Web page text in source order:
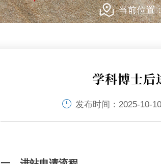
当前位置
学科博士后
发布时间： 2025-10-10